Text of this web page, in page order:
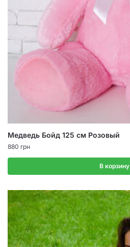
Медведь Бойд 125 см Розовый
880 грн
В корзину